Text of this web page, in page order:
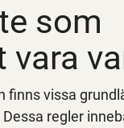
som
vara
finns vissa
regler